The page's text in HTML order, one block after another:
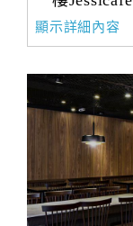
顯示詳細內容